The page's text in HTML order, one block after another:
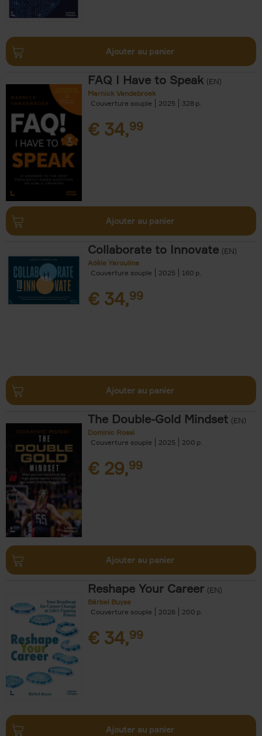
Ajouter au panier
FAQ I Have to Speak (EN)
Marnick Vandebroek
Couverture souple
2025 328
€ 34,99
Ajouter au panier
Collaborate to Innovate (EN)
Adèle Yaroulina
Couverture souple
2025 160
€ 34,99
Ajouter au panier
The Double-Gold Mindset (EN)
Dominic Rossi
Couverture souple
2025 200
€ 29,99
Ajouter au panier
Reshape Your Career (EN)
Bärbel Buyse
Couverture souple
2026 200
€ 34,99
Ajouter au panier